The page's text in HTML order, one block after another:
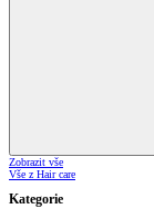
Zobrazit vše
Vše z Hair care
Kategorie